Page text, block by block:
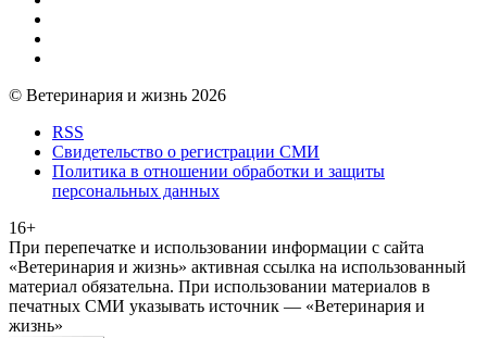
© Ветеринария и жизнь 2026
RSS
Свидетельство о регистрации СМИ
Политика в отношении обработки и защиты
персональных данных
16+
При перепечатке и использовании информации с сайта
«Ветеринария и жизнь» активная ссылка на использованный
материал обязательна. При использовании материалов в
печатных СМИ указывать источник — «Ветеринария и
жизнь»